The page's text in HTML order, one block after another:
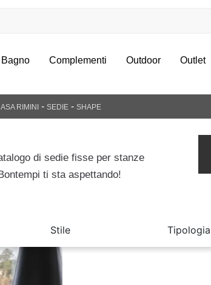
Bagno Complementi Outdoor Outlet
RIMINI - SEDIE - SHAPE
di sedie fisse per stanze
ti sta aspettando!
Stile Tipologia